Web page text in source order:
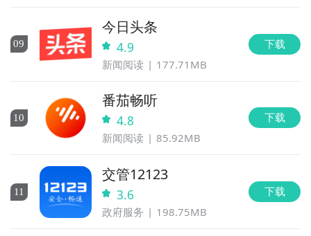
09
今日头条
4.9
新闻阅读 177.71MB
下载
10
番茄畅听
4.8
新闻阅读 85.92MB
下载
11
交管12123
3.6
政府服务 198.75MB
下载